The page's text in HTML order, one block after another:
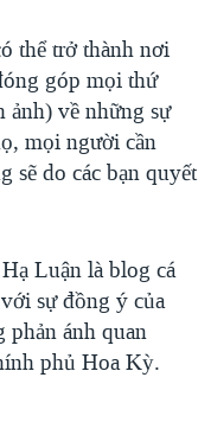
thể trở thành nơi
góp mọi thứ
về những sự
mọi người cần
sẽ do các bạn quyết
Luận là blog cá
sự đồng ý của
ánh quan
phủ Hoa Kỳ.